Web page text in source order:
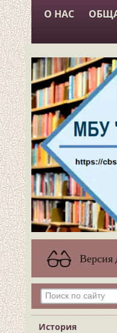
О НАС
Версия
История